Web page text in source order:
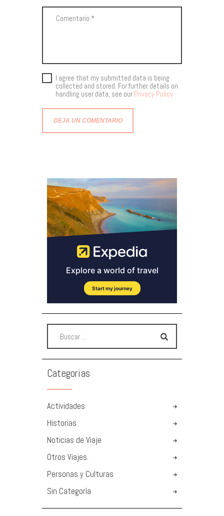
I agree that my submitted data is being
collected and stored. For further details on
handling user data, see our Privacy Policy
Categorias
Actividades
Historias
Noticias de Viaje
Otros Viajes.
Personas y Culturas
Sin Categoría